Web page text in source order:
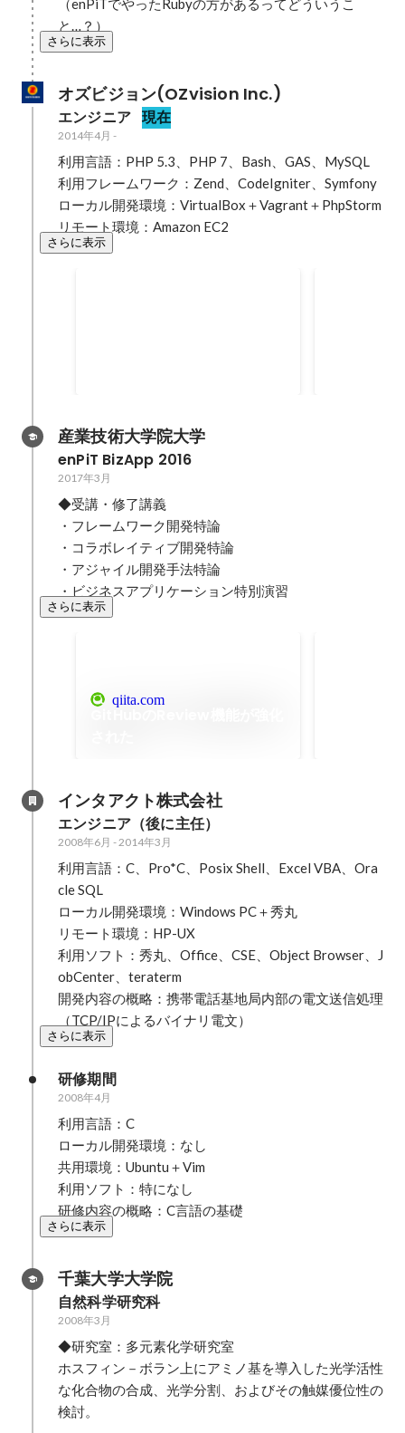
（enPiTでやったRubyの方があるってどういうこ
と…？）
さらに表示
オズビジョン(OZvision Inc.)
エンジニア 現在
2014年4月 -
利用言語：PHP 5.3、PHP 7、Bash、GAS、MySQL
利用フレームワーク：Zend、CodeIgniter、Symfony
ローカル開発環境：VirtualBox＋Vagrant＋PhpStorm
リモート環境：Amazon EC2
さらに表示
産業技術大学院大学
enPiT BizApp 2016
2017年3月
◆受講・修了講義
・フレームワーク開発特論
・コラボレイティブ開発特論
・アジャイル開発手法特論
・ビジネスアプリケーション特別演習
さらに表示
qiita.com
インタアクト株式会社
エンジニア（後に主任）
2008年6月 - 2014年3月
利用言語：C、Pro*C、Posix Shell、Excel VBA、Ora
cle SQL
ローカル開発環境：Windows PC＋秀丸
リモート環境：HP-UX
利用ソフト：秀丸、Office、CSE、Object Browser、J
obCenter、teraterm
開発内容の概略：携帯電話基地局内部の電文送信処理
（TCP/IPによるバイナリ電文）
さらに表示
研修期間
2008年4月
利用言語：C
ローカル開発環境：なし
共用環境：Ubuntu＋Vim
利用ソフト：特になし
研修内容の概略：C言語の基礎
さらに表示
千葉大学大学院
自然科学研究科
2008年3月
◆研究室：多元素化学研究室
ホスフィン－ボラン上にアミノ基を導入した光学活性
な化合物の合成、光学分割、およびその触媒優位性の
検討。